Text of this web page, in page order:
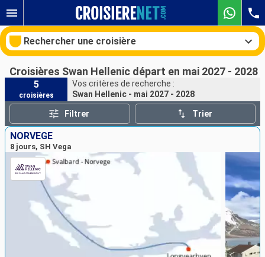
Rechercher une croisière
Nos destinations
Mois de départ
Ports Compagnies
Croisières Swan Hellenic départ en mai 2027 - 2028
5
croisières
Vos critères de recherche :
Swan Hellenic - mai 2027 - 2028
Filtrer Trier
NORVÈGE
8 jours, SH Vega